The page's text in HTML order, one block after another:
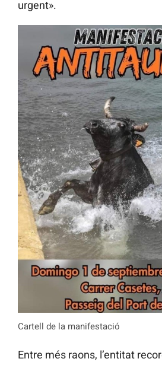
urgent».
Cartell de la manifestació
Entre més raons, l’entitat